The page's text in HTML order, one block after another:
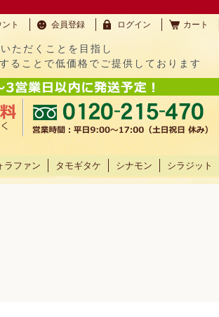
ト 会員登録 ログイン カート
ただくことを目指し
ることで低価格でご提供しております
ラファン タモギタケ シナモン シラジット